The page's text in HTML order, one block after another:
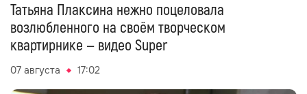
Татьяна Плаксина нежно поцеловала
возлюбленного на своём творческом
квартирнике — видео Super
07 августа 17:02